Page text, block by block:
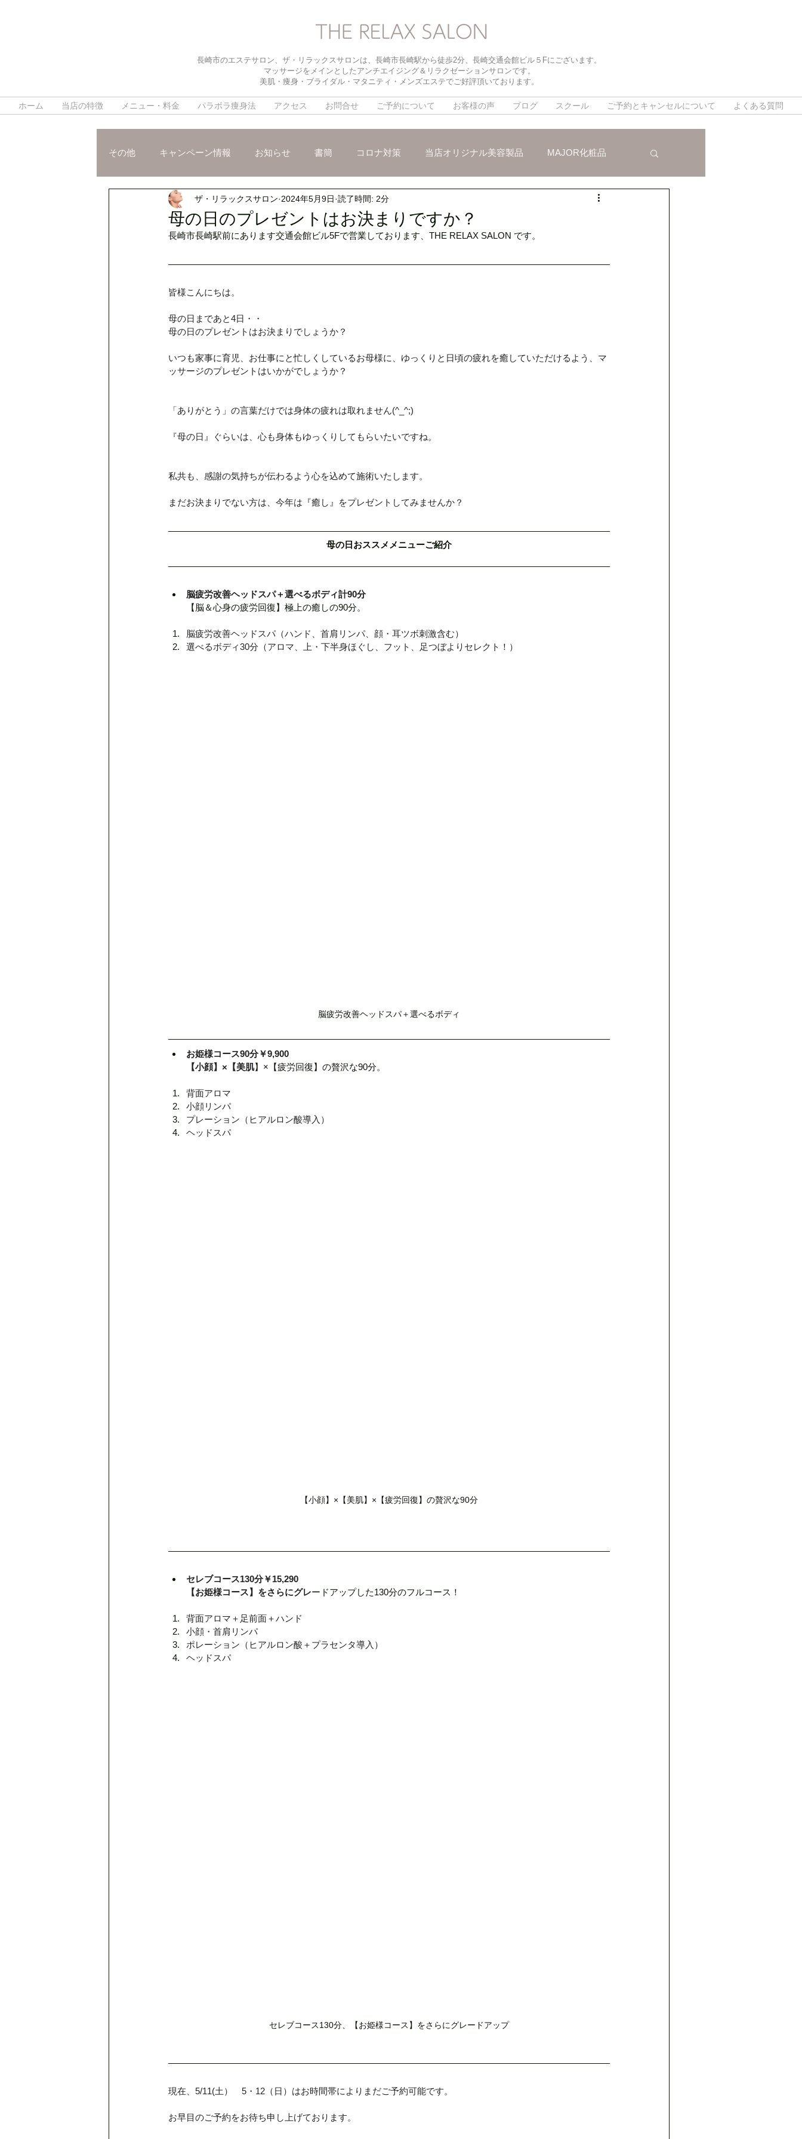
長崎市のエステサロン、ザ・リラックスサロンは、長崎市長崎駅から徒歩2分、長崎交通会館ビル５Fにございます。
マッサージをメインとしたアンチエイジング＆リラクゼーションサロンです。
美肌・痩身・ブライダル・マタニティ・メンズエステでご好評頂いております。
ホーム 当店の特徴 メニュー・料金 パラボラ痩身法 アクセス お問合せ ご予約について お客様の声 ブログ スクール ご予約とキャンセルについて よくある質問
その他 キャンペーン情報 お知らせ 書簡 コロナ対策 当店オリジナル美容製品 MAJOR化粧品
施術ご紹介 スタッフおススメ パイラソード ブライダルメニュー インスタグラム
デトックスリンパ80分
夏の肌疲れに 定休日のお知らせ
母の日のプレゼントはお決まりですか？
ザ・リラックスサロン 2024年5月9日 読了時間: 2分
長崎市長崎駅前にあります交通会館ビル5Fで営業しております、THE RELAX SALON です。
皆様こんにちは。
母の日まであと4日・・
母の日のプレゼントはお決まりでしょうか？
いつも家事に育児、お仕事にと忙しくしているお母様に、ゆっくりと日頃の疲れを癒していただけるよう、マ
ッサージのプレゼントはいかがでしょうか？
「ありがとう」の言葉だけでは身体の疲れは取れません(^_^;)
『母の日』ぐらいは、心も身体もゆっくりしてもらいたいですね。
私共も、感謝の気持ちが伝わるよう心を込めて施術いたします。
まだお決まりでない方は、今年は『癒し』をプレゼントしてみませんか？
母の日おススメメニューご紹介
脳疲労改善ヘッドスパ＋選べるボディ計90分
【脳＆心身の疲労回復】極上の癒しの90分。
脳疲労改善ヘッドスパ（ハンド、首肩リンパ、顔・耳ツボ刺激含む）
選べるボディ30分（アロマ、上・下半身ほぐし、フット、足つぼよりセレクト！）
脳疲労改善ヘッドスパ＋選べるボディ
お姫様コース90分￥9,900
【小顔】×【美肌】×【疲労回復】の贅沢な90分。
背面アロマ
小顔リンパ
プレーション（ヒアルロン酸導入）
ヘッドスパ
【小顔】×【美肌】×【疲労回復】の贅沢な90分
セレブコース130分￥15,290
【お姫様コース】をさらにグレードアップした130分のフルコース！
背面アロマ＋足前面＋ハンド
小顔・首肩リンパ
ポレーション（ヒアルロン酸＋プラセンタ導入）
ヘッドスパ
セレブコース130分、【お姫様コース】をさらにグレードアップ
現在、5/11(土）　5・12（日）はお時間帯によりまだご予約可能です。
お早目のご予約をお待ち申し上げております。